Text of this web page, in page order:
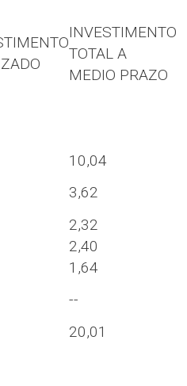
INVESTIMENTO
TOTAL A
MEDIO PRAZO
10,04
3,62
2,32
2,40
1,64
--
20,01